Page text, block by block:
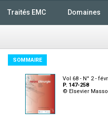
Traités EMC Domaines
SOMMAIRE
Vol 68 - N° 2 -
P. 147-258
© Elsevier